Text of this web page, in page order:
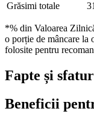
Grăsimi totale
31
*% din Valoarea
o porție de mâncare la
folosite pentru
Fapte și
Beneficii